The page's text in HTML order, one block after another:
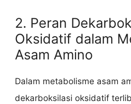
2. Peran
Oksidatif dalam
Asam Amino
Dalam metabolisme asam
dekarboksilasi oksidatif